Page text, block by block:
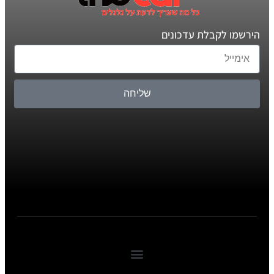
הירשמו לקבלת עדכונים
שליחה